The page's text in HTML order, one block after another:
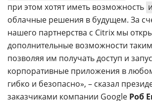
при этом хотят иметь возможность
облачные решения в будущем. За
нашего партнерства с Citrix мы
дополнительные возможности
позволяя им получать доступ и
корпоративные приложения в
гибко и безопасно», – сказал
заказчиками компании Google Роб